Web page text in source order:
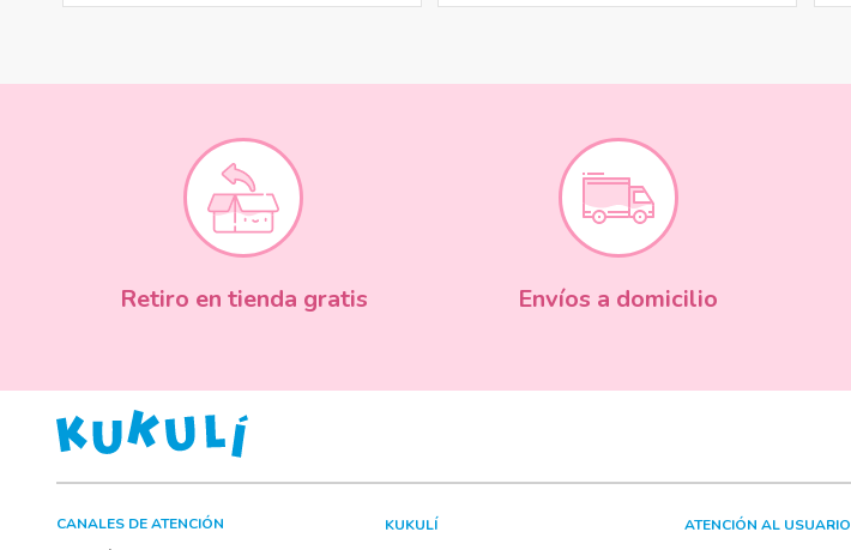
Retiro en tienda gratis Envíos a domicilio
CANALES DE ATENCIÓN KUKULÍ ATENCIÓN AL USUARIO